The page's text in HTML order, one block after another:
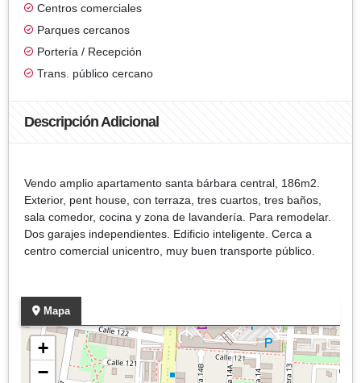
Centros comerciales
Parques cercanos
Portería / Recepción
Trans. público cercano
Descripción Adicional
Vendo amplio apartamento santa bárbara central, 186m2.
Exterior, pent house, con terraza, tres cuartos, tres baños,
sala comedor, cocina y zona de lavandería. Para remodelar.
Dos garajes independientes. Edificio inteligente. Cerca a
centro comercial unicentro, muy buen transporte público.
Mapa
+
−